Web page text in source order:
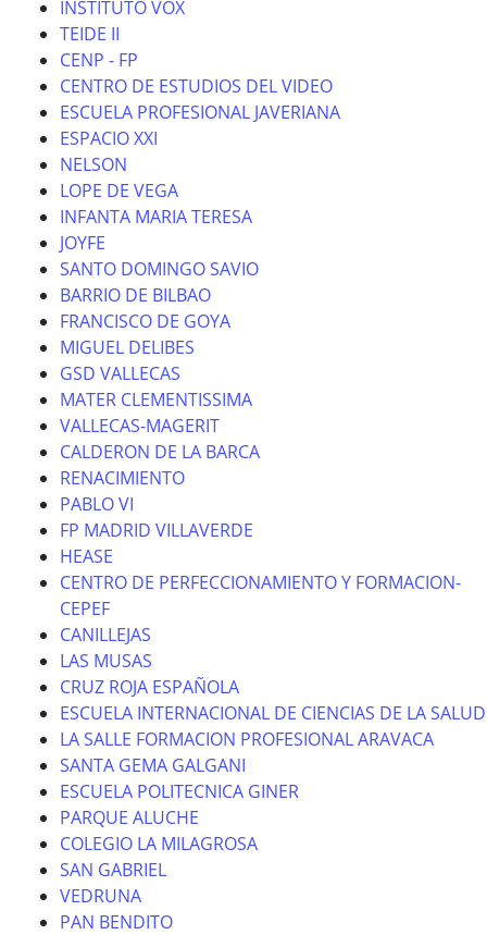
INSTITUTO VOX
TEIDE II
CENP - FP
CENTRO DE ESTUDIOS DEL VIDEO
ESCUELA PROFESIONAL JAVERIANA
ESPACIO XXI
NELSON
LOPE DE VEGA
INFANTA MARIA TERESA
JOYFE
SANTO DOMINGO SAVIO
BARRIO DE BILBAO
FRANCISCO DE GOYA
MIGUEL DELIBES
GSD VALLECAS
MATER CLEMENTISSIMA
VALLECAS-MAGERIT
CALDERON DE LA BARCA
RENACIMIENTO
PABLO VI
FP MADRID VILLAVERDE
HEASE
CENTRO DE PERFECCIONAMIENTO Y FORMACION-
CEPEF
CANILLEJAS
LAS MUSAS
CRUZ ROJA ESPAÑOLA
ESCUELA INTERNACIONAL DE CIENCIAS DE LA SALUD
LA SALLE FORMACION PROFESIONAL ARAVACA
SANTA GEMA GALGANI
ESCUELA POLITECNICA GINER
PARQUE ALUCHE
COLEGIO LA MILAGROSA
SAN GABRIEL
VEDRUNA
PAN BENDITO